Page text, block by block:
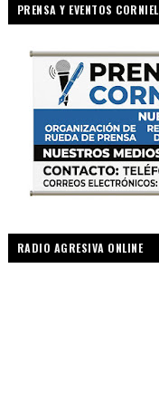
PRENSA Y EVENTOS CORNIEL
RADIO AGRESIVA ONLINE